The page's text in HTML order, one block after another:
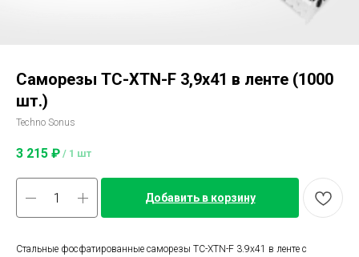
Саморезы ТС-XTN-F 3,9х41 в ленте (1000
шт.)
Techno Sonus
3 215 ₽ / 1 шт
Добавить в корзину
Стальные фосфатированные саморезы ТС-XTN-F 3.9х41 в ленте с